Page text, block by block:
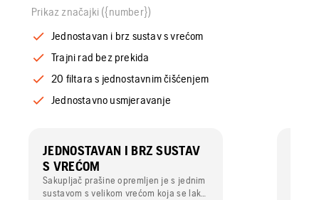
Prikaz značajki ({number})
Jednostavan i brz sustav s vrećom
Trajni rad bez prekida
20 filtara s jednostavnim čišćenjem
Jednostavno usmjeravanje
JEDNOSTAVAN I BRZ SUSTAV
S VREĆOM
Sakupljač prašine opremljen je s jednim
sustavom s velikom vrećom koja se lako